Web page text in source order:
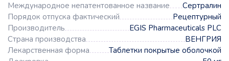
Международное непатентованное название
Сертралин
Порядок отпуска фактический
Рецептурный
Производитель
EGIS Pharmaceuticals PLC
Страна производства
ВЕНГРИЯ
Лекарственная форма
Таблетки покрытые оболочкой